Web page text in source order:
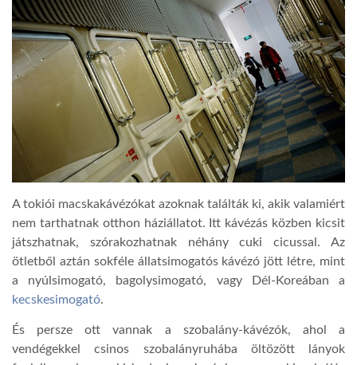
A tokiói macskakávézókat azoknak találták ki, akik valamiért
nem tarthatnak otthon háziállatot. Itt kávézás közben kicsit
játszhatnak, szórakozhatnak néhány cuki cicussal. Az
ötletből aztán sokféle állatsimogatós kávézó jött létre, mint
a nyúlsimogató, bagolysimogató, vagy Dél-Koreában a
kecskesimogató.
És persze ott vannak a szobalány-kávézók, ahol a
vendégekkel csinos szobalányruhába öltözött lányok